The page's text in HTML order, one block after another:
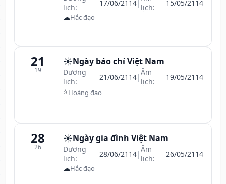
lịch:
17/06/2114|lịch:
15/05/2114
☁Hắc đạo
21
19
☀️Ngày báo chí Việt Nam
Dương
lịch:
21/06/2114|Âm
lịch:
19/05/2114
⭐Hoàng đạo
28
26
☀️Ngày gia đình Việt Nam
Dương
lịch:
28/06/2114|Âm
lịch:
26/05/2114
☁Hắc đạo